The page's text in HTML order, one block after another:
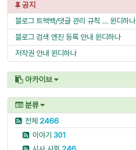
공지
블로그 트랙백/댓글 관리 규칙 ... 윈디하나
블로그 검색 엔진 등록 안내 윈디하나
저작권 안내 윈디하나
아카이브
분류
전체 2466
이야기 301